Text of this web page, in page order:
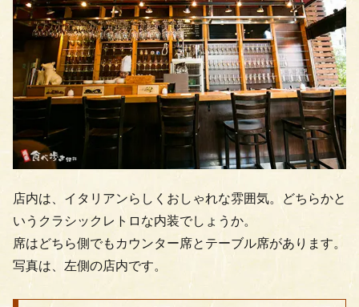
店内は、イタリアンらしくおしゃれな雰囲気。どちらかと
いうクラシックレトロな内装でしょうか。
席はどちら側でもカウンター席とテーブル席があります。
写真は、左側の店内です。